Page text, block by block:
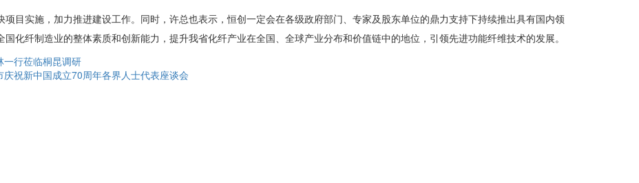
目实施，加力推进建设工作。同时，许总也表示，恒创一定会在各级政府部门、专家及股东单位的鼎力支持下持续推出具有国内领
化纤制造业的整体素质和创新能力，提升我省化纤产业在全国、全球产业分布和价值链中的地位，引领先进功能纤维技术的发展。
一行莅临桐昆调研
祝新中国成立70周年各界人士代表座谈会